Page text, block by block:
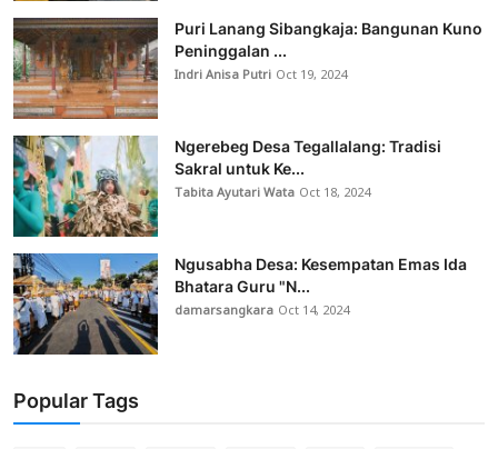
Puri Lanang Sibangkaja: Bangunan Kuno
Peninggalan ...
Indri Anisa Putri Oct 19, 2024
Ngerebeg Desa Tegallalang: Tradisi
Sakral untuk Ke...
Tabita Ayutari Wata Oct 18, 2024
Ngusabha Desa: Kesempatan Emas Ida
Bhatara Guru "N...
damarsangkara Oct 14, 2024
Popular Tags